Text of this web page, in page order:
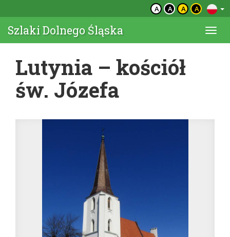
A A A A
Szlaki Dolnego Śląska
Lutynia – kościół
św. Józefa